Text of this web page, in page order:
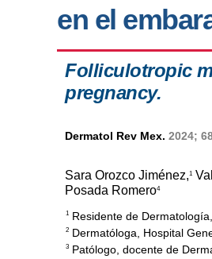
en el
Folliculotropic
pregnancy.
Dermatol Rev Mex. 2024;
Sara Orozco Jiménez,1
Posada Romero4
1 Residente de
2 Dermatóloga, Hospital
3 Patólogo, docente de